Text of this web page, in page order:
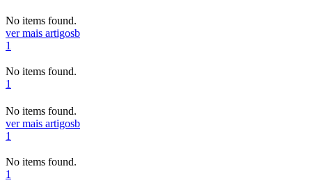
No items found.
ver mais artigosb
1
No items found.
1
No items found.
ver mais artigosb
1
No items found.
1